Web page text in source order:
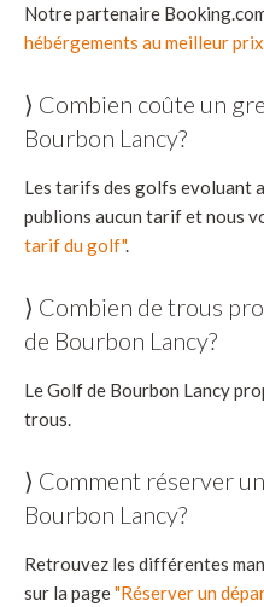
Notre partenaire
hébérgements au meilleur prix
⟩ Combien coûte un
Bourbon Lancy?
Les tarifs des golfs evoluant
publions aucun tarif et nous
tarif du golf".
⟩ Combien de trous
de Bourbon Lancy?
Le Golf de Bourbon Lancy
trous.
⟩ Comment réserver
Bourbon Lancy?
Retrouvez les différentes
sur la page"Réserver un